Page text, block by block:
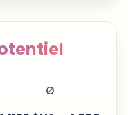
Ø